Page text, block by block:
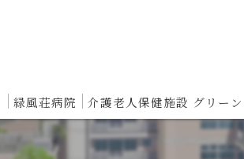
緑風荘病院
入院
介護老人保健施設 グリー
介護老人保健施設 グリー